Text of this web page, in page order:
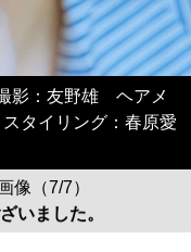
影：友野雄 ヘアメ
タイリング：春原愛
像（7/7）
いました。